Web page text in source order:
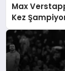
Max
Kez